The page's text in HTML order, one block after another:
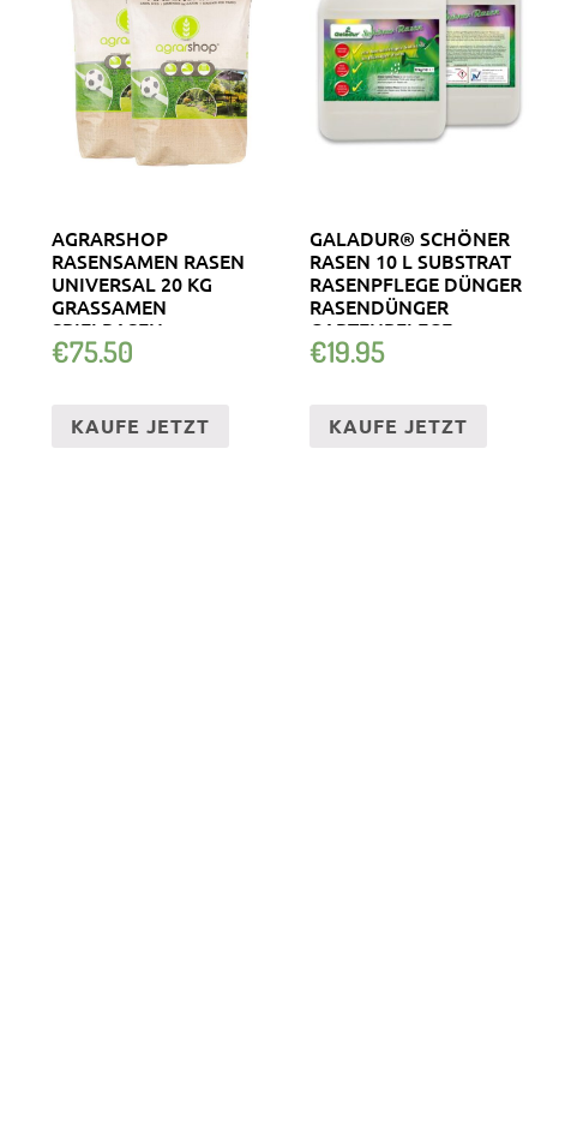
AGRARSHOP
RASENSAMEN RASEN
UNIVERSAL 20 KG
GRASSAMEN
SPIELRASEN
SPORTRASEN
€75.50
KAUFE JETZT
GALADUR® SCHÖNER
RASEN 10 L SUBSTRAT
RASENPFLEGE DÜNGER
RASENDÜNGER
GARTENPFLEGE
€19.95
KAUFE JETZT